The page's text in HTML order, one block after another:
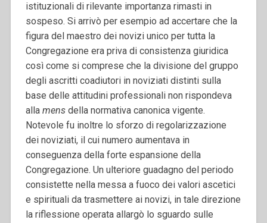
istituzionali di rilevante importanza rimasti in
sospeso. Si arrivò per esempio ad accertare che la
figura del maestro dei novizi unico per tutta la
Congregazione era priva di consistenza giuridica
così come si comprese che la divisione del gruppo
degli ascritti coadiutori in noviziati distinti sulla
base delle attitudini professionali non rispondeva
alla mensdella normativa canonica vigente.
Notevole fu inoltre lo sforzo di regolarizzazione
dei noviziati, il cui numero aumentava in
conseguenza della forte espansione della
Congregazione. Un ulteriore guadagno del periodo
consistette nella messa a fuoco dei valori ascetici
e spirituali da trasmettere ai novizi, in tale direzione
la riflessione operata allargò lo sguardo sulle